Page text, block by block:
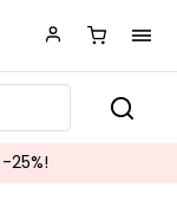
25%!